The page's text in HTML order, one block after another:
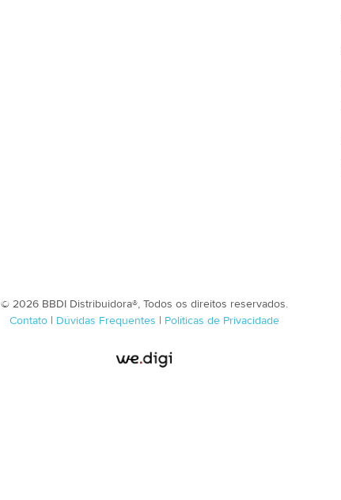
© 2026 BBDI Distribuidora®, Todos os direitos reservados.
Contato | Dúvidas Frequentes | Políticas de Privacidade